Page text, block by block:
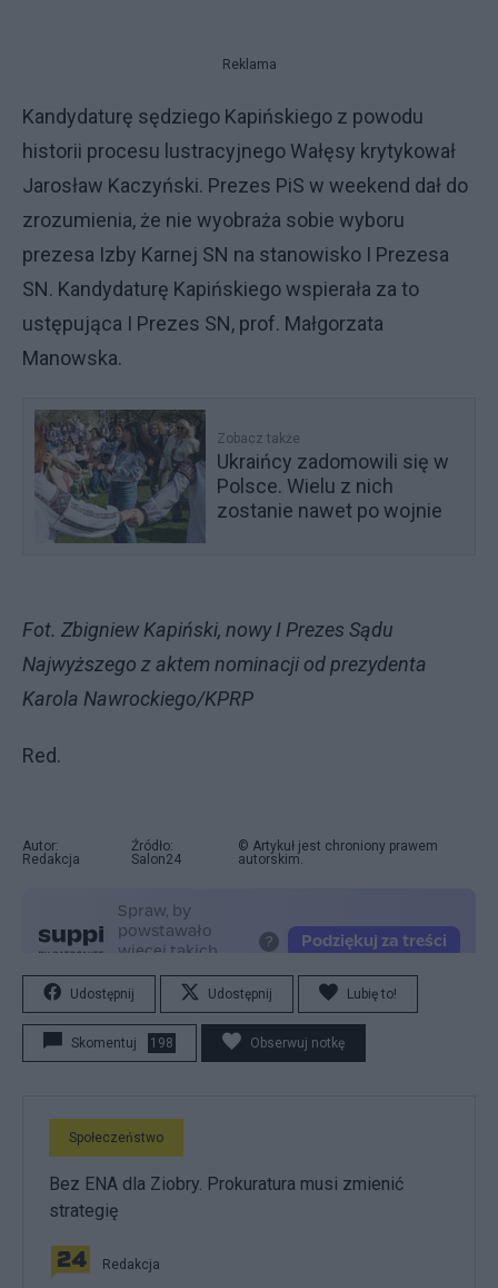
Reklama
Kandydaturę sędziego Kapińskiego z powodu
historii procesu lustracyjnego Wałęsy krytykował
Jarosław Kaczyński. Prezes PiS w weekend dał do
zrozumienia, że nie wyobraża sobie wyboru
prezesa Izby Karnej SN na stanowisko I Prezesa
SN. Kandydaturę Kapińskiego wspierała za to
ustępująca I Prezes SN, prof. Małgorzata
Manowska.
Zobacz także
Ukraińcy zadomowili się w
Polsce. Wielu z nich
zostanie nawet po wojnie
Fot. Zbigniew Kapiński, nowy I Prezes Sądu
Najwyższego z aktem nominacji od prezydenta
Karola Nawrockiego/KPRP
Red.
Autor:
Redakcja
Źródło:
Salon24
© Artykuł jest chroniony prawem
autorskim.
Udostępnij Udostępnij Lubię to!
Skomentuj 198 Obserwuj notkę
Społeczeństwo
Bez ENA dla Ziobry. Prokuratura musi zmienić
strategię
Redakcja